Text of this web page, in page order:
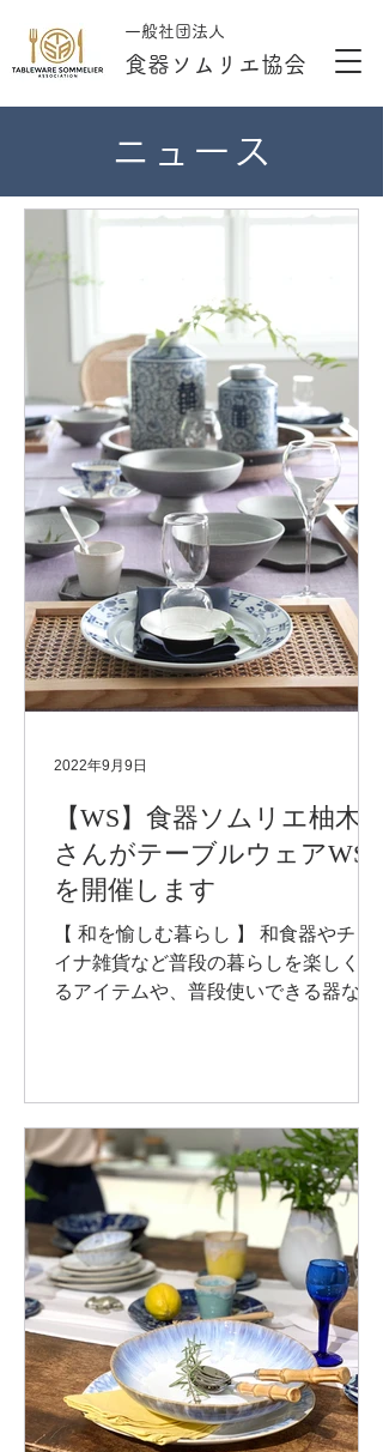
​食器ソムリエ協会
一般社団法人
ニュース
【WS】食器ソムリエ柚木
さんがテーブルウェアWS
を開催します
【 和を愉しむ暮らし 】 和食器やチャ
イナ雑貨など普段の暮らしを楽しくす
るアイテムや、普段使いできる器な
更可)と ローストビーフサラダ、パ
ン、デザート、ドリンク3種になり...
2022年9月9日